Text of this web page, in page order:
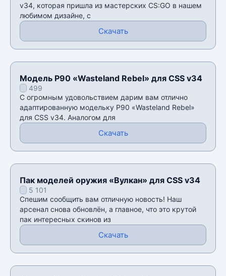
v34, которая пришла из мастерских CS:GO в нашем
любимом дизайне, с
Скачать
Модель P90 «Wasteland Rebel» для CSS v34
499
С огромным удовольствием дарим вам отлично
адаптированную модельку P90 «Wasteland Rebel»
для CSS v34. Аналогом для
Скачать
Пак моделей оружия «Вулкан» для CSS v34
5 101
Спешим сообщить вам отличную новость! Наш
арсенал снова обновлён, а главное, что это крутой
пак интересных скинов из
Скачать